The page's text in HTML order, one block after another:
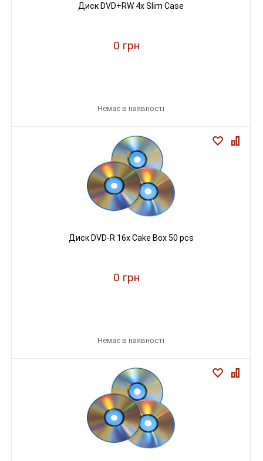
Диск DVD+RW 4х Slim Case
0 грн
Немає в наявності
Диск DVD-R 16х Cake Box 50 pcs
0 грн
Немає в наявності